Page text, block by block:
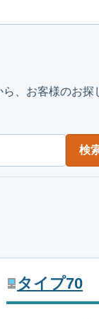
、お客様のお
検
タイプ70